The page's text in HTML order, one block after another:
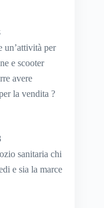
un’attività per
e scooter
avere
la vendita ?
sanitaria chi
e sia la marce